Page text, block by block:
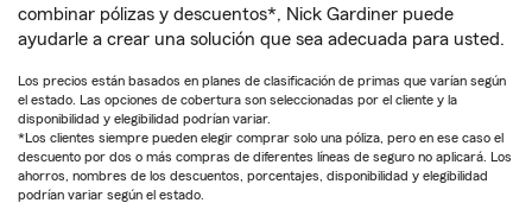
combinar pólizas y descuentos*, Nick Gardiner puede
ayudarle a crear una solución que sea adecuada para usted.
Los precios están basados en planes de clasificación de primas que varían según
el estado. Las opciones de cobertura son seleccionadas por el cliente y la
disponibilidad y elegibilidad podrían variar.
*Los clientes siempre pueden elegir comprar solo una póliza, pero en ese caso el
descuento por dos o más compras de diferentes líneas de seguro no aplicará. Los
ahorros, nombres de los descuentos, porcentajes, disponibilidad y elegibilidad
podrían variar según el estado.